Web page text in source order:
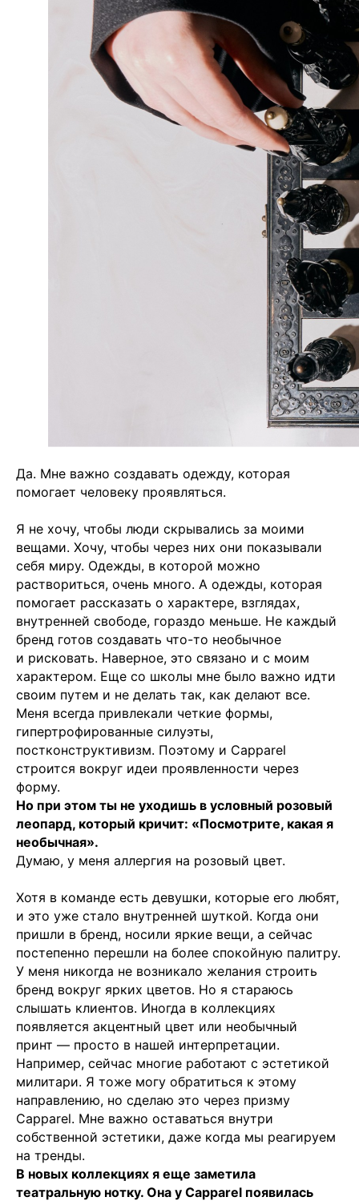
Да. Мне важно создавать одежду, которая
помогает человеку проявляться.
Я не хочу, чтобы люди скрывались за моими
вещами. Хочу, чтобы через них они показывали
себя миру. Одежды, в которой можно
раствориться, очень много. А одежды, которая
помогает рассказать о характере, взглядах,
внутренней свободе, гораздо меньше. Не каждый
бренд готов создавать что-то необычное
и рисковать. Наверное, это связано и с моим
характером. Еще со школы мне было важно идти
своим путем и не делать так, как делают все.
Меня всегда привлекали четкие формы,
гипертрофированные силуэты,
постконструктивизм. Поэтому и Capparel
строится вокруг идеи проявленности через
форму.
Но при этом ты не уходишь в условный розовый
леопард, который кричит: «Посмотрите, какая я
необычная».
Думаю, у меня аллергия на розовый цвет.
Хотя в команде есть девушки, которые его любят,
и это уже стало внутренней шуткой. Когда они
пришли в бренд, носили яркие вещи, а сейчас
постепенно перешли на более спокойную палитру.
У меня никогда не возникало желания строить
бренд вокруг ярких цветов. Но я стараюсь
слышать клиентов. Иногда в коллекциях
появляется акцентный цвет или необычный
принт — просто в нашей интерпретации.
Например, сейчас многие работают с эстетикой
милитари. Я тоже могу обратиться к этому
направлению, но сделаю это через призму
Capparel. Мне важно оставаться внутри
собственной эстетики, даже когда мы реагируем
на тренды.
В новых коллекциях я еще заметила
театральную нотку. Она у Capparel появилась